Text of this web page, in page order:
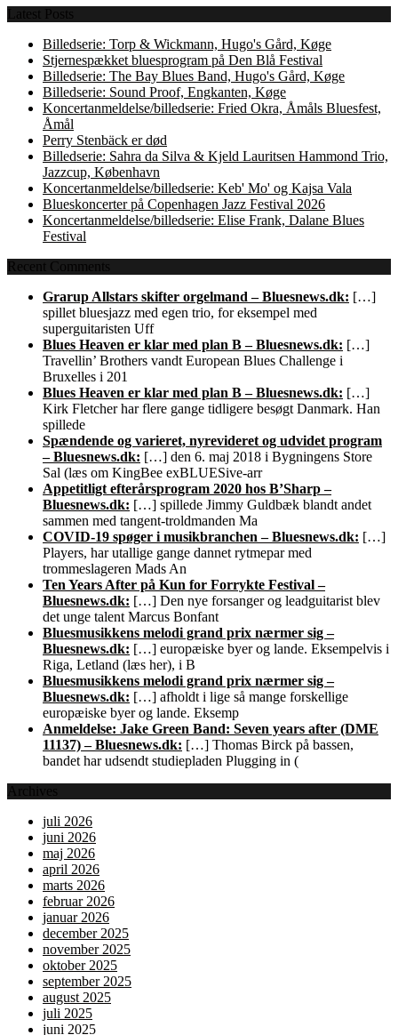
Latest Posts
Billedserie: Torp & Wickmann, Hugo's Gård, Køge
Stjernespækket bluesprogram på Den Blå Festival
Billedserie: The Bay Blues Band, Hugo's Gård, Køge
Billedserie: Sound Proof, Engkanten, Køge
Koncertanmeldelse/billedserie: Fried Okra, Åmåls Bluesfest,
Åmål
Perry Stenbäck er død
Billedserie: Sahra da Silva & Kjeld Lauritsen Hammond Trio,
Jazzcup, København
Koncertanmeldelse/billedserie: Keb' Mo' og Kajsa Vala
Blueskoncerter på Copenhagen Jazz Festival 2026
Koncertanmeldelse/billedserie: Elise Frank, Dalane Blues
Festival
Recent Comments
Grarup Allstars skifter orgelmand – Bluesnews.dk: […]
spillet bluesjazz med egen trio, for eksempel med
superguitaristen Uff
Blues Heaven er klar med plan B – Bluesnews.dk: […]
Travellin’ Brothers vandt European Blues Challenge i
Bruxelles i 201
Blues Heaven er klar med plan B – Bluesnews.dk: […]
Kirk Fletcher har flere gange tidligere besøgt Danmark. Han
spillede
Spændende og varieret, nyrevideret og udvidet program
– Bluesnews.dk: […] den 6. maj 2018 i Bygningens Store
Sal (læs om KingBee exBLUESive-arr
Appetitligt efterårsprogram 2020 hos B’Sharp –
Bluesnews.dk: […] spillede Jimmy Guldbæk blandt andet
sammen med tangent-troldmanden Ma
COVID-19 spøger i musikbranchen – Bluesnews.dk: […]
Players, har utallige gange dannet rytmepar med
trommeslageren Mads An
Ten Years After på Kun for Forrykte Festival –
Bluesnews.dk: […] Den nye forsanger og leadguitarist blev
det unge talent Marcus Bonfant
Bluesmusikkens melodi grand prix nærmer sig –
Bluesnews.dk: […] europæiske byer og lande. Eksempelvis i
Riga, Letland (læs her), i B
Bluesmusikkens melodi grand prix nærmer sig –
Bluesnews.dk: […] afholdt i lige så mange forskellige
europæiske byer og lande. Eksemp
Anmeldelse: Jake Green Band: Seven years after (DME
11137) – Bluesnews.dk: […] Thomas Birck på bassen,
bandet har udsendt studiepladen Plugging in (
Archives
juli 2026
juni 2026
maj 2026
april 2026
marts 2026
februar 2026
januar 2026
december 2025
november 2025
oktober 2025
september 2025
august 2025
juli 2025
juni 2025